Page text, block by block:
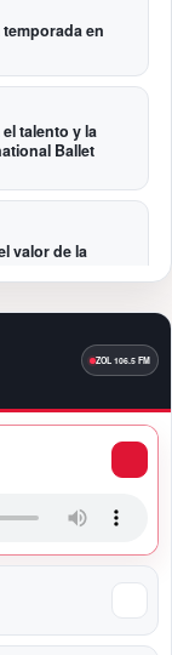
en
talento y la
Ballet
valor de la
Local RD